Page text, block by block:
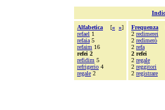
Alfabetica [« »]
refael 1
refaia 5
refaim 16
refei 2
refidim 5
refrigerio 4
regale 2
Frequenza
2 redimerei
2 redimerò
2 refa
2 refei
2 regale
2 reggitori
2 registrare